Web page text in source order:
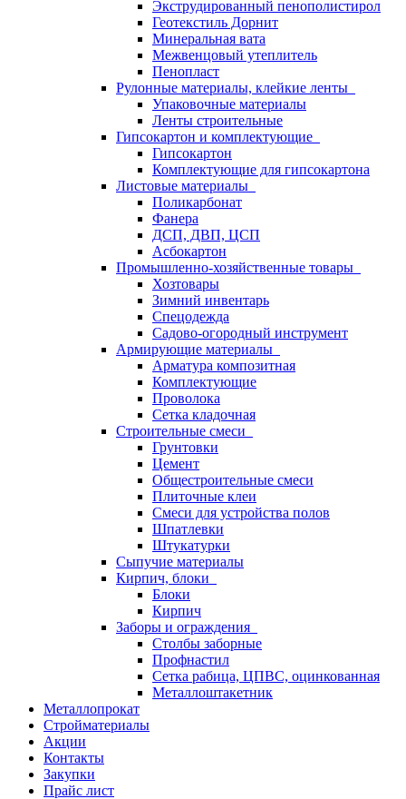
Экструдированный пенополистирол
Геотекстиль Дорнит
Минеральная вата
Межвенцовый утеплитель
Пенопласт
Рулонные материалы, клейкие ленты
Упаковочные материалы
Ленты строительные
Гипсокартон и комплектующие
Гипсокартон
Комплектующие для гипсокартона
Листовые материалы
Поликарбонат
Фанера
ДСП, ДВП, ЦСП
Асбокартон
Промышленно-хозяйственные товары
Хозтовары
Зимний инвентарь
Спецодежда
Садово-огородный инструмент
Армирующие материалы
Арматура композитная
Комплектующие
Проволока
Сетка кладочная
Строительные смеси
Грунтовки
Цемент
Общестроительные смеси
Плиточные клеи
Смеси для устройства полов
Шпатлевки
Штукатурки
Сыпучие материалы
Кирпич, блоки
Блоки
Кирпич
Заборы и ограждения
Столбы заборные
Профнастил
Сетка рабица, ЦПВС, оцинкованная
Металлоштакетник
Металлопрокат
Стройматериалы
Акции
Контакты
Закупки
Прайс лист